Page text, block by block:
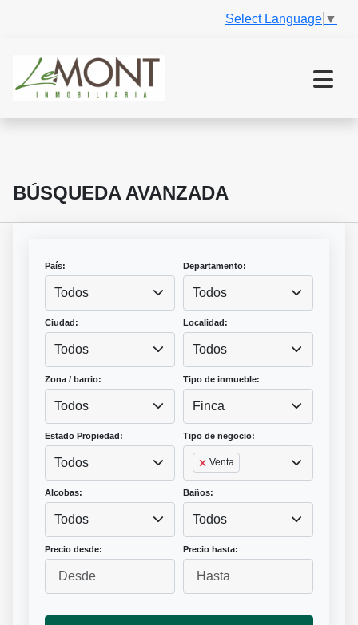
Select Language ▼
BÚSQUEDA AVANZADA
País:
Todos
Departamento:
Todos
Ciudad:
Todos
Localidad:
Todos
Zona / barrio:
Todos
Tipo de inmueble:
Finca
Estado Propiedad:
Todos
Tipo de negocio:
Venta
Alcobas:
Todos
Baños:
Todos
Precio desde: Precio hasta: